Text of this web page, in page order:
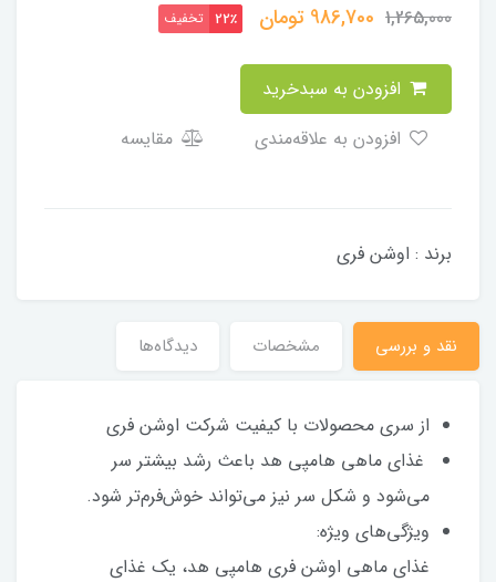
1,265,000
986,700 تومان 22٪ تخفیف
مقایسه
برند : اوشن فری
نقد و بررسی مشخصات دیدگاه‌ها
از سری محصولات با کیفیت شرکت اوشن فری
غذای ماهی هامپی هد باعث رشد بیشتر سر
می‌شود و شکل سر نیز می‌تواند خوش‌فرم‌تر شود.
ویژگی‌های ویژه:
غذای ماهی اوشن فری هامپی هد، یک غذای